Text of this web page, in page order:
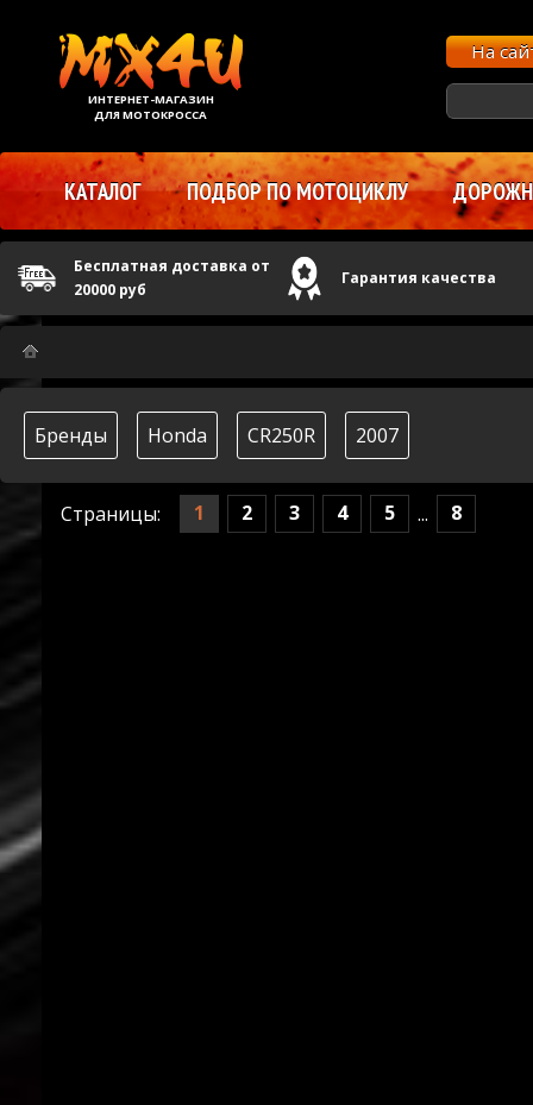
Бренды Honda CR250R 2007
Страницы: 1 2 3 4 5 ... 8
ИНТЕРНЕТ-МАГАЗИН
ДЛЯ МОТОКРОССА
На
КАТАЛОГ ПОДБОР ПО МОТОЦИКЛУ
Бесплатная доставка от
20000 руб
Гарантия качества